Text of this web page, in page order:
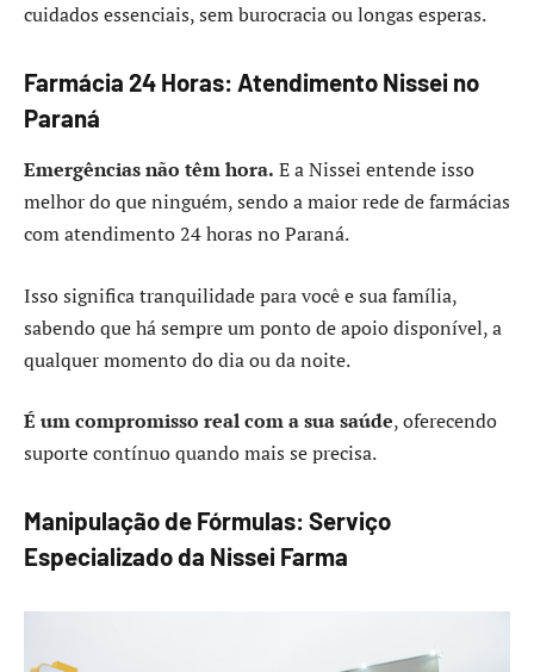
cuidados essenciais, sem burocracia ou longas esperas.
Farmácia 24 Horas: Atendimento Nissei no
Paraná
Emergências não têm hora. E a Nissei entende isso
melhor do que ninguém, sendo a maior rede de farmácias
com atendimento 24 horas no Paraná.
Isso significa tranquilidade para você e sua família,
sabendo que há sempre um ponto de apoio disponível, a
qualquer momento do dia ou da noite.
É um compromisso real com a sua saúde, oferecendo
suporte contínuo quando mais se precisa.
Manipulação de Fórmulas: Serviço
Especializado da Nissei Farma